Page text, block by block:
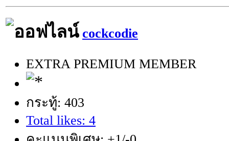
cockcodie
EXTRA PREMIUM MEMBER
กระทู้: 403
Total likes: 4